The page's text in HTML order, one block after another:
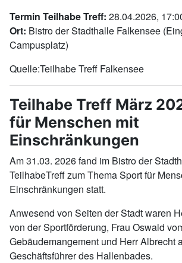
Termin Teilhabe Treff: 28.04.2026,
Ort: Bistro der Stadthalle Falkensee
Campusplatz)
Quelle:Teilhabe Treff Falkensee
Teilhabe Treff März
für Menschen mit
Einschränkungen
Am 31.03. 2026 fand im Bistro der
TeilhabeTreff zum Thema Sport für
Einschränkungen statt.
Anwesend von Seiten der Stadt waren
von der Sportförderung, Frau Oswald
Gebäudemangement und Herr Albrecht
Geschäftsführer des Hallenbades.